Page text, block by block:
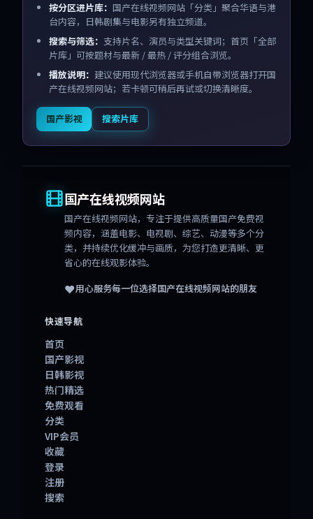
按分区进片库： 国产在线视频网站「分类」聚合华语与港
台内容，日韩剧集与电影另有独立频道。
搜索与筛选： 支持片名、演员与类型关键词；首页「全部
片库」可按题材与最新 / 最热 / 评分组合浏览。
播放说明： 建议使用现代浏览器或手机自带浏览器打开国
产在线视频网站；若卡顿可稍后再试或切换清晰度。
国产影视 搜索片库
国产在线视频网站
国产在线视频网站，专注于提供高质量国产免费视
频内容，涵盖电影、电视剧、综艺、动漫等多个分
类，并持续优化缓冲与画质，为您打造更清晰、更
省心的在线观影体验。
❤️用心服务每一位选择国产在线视频网站的朋友
快速导航
首页
国产影视
日韩影视
热门精选
免费观看
分类
VIP会员
收藏
登录
注册
搜索